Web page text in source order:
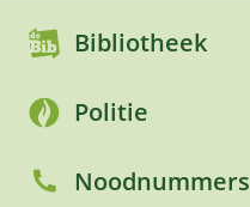
Bibliotheek
Politie
Noodnummers